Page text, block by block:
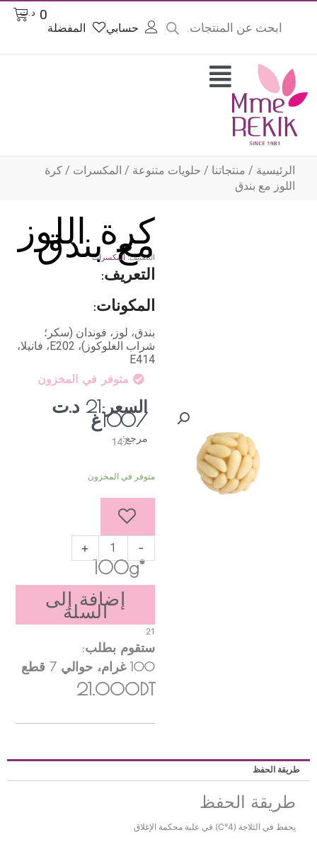
حسابي المفضلة
د.ت
Cart
Flyout
Menu
الرئيسية/منتجاتنا/حلويات متنوعة/المكسرات/ كرة
اللوز مع بندق
كرة اللوز
مع بندقالتصنيف:المكسرات
التعريف:
المكونات:
بندق، لوز، فوندان (سكر؛
شراب الغلوكوز)، E202، فانيلا،
E414
متوفر في المخزون
السعر:21 د.ت
مرجع:147
متوفر في المخزون
إضافة إلى
السلة
ستقوم بطلب:
100غرام، حوالي7 قطع
21.000DT
طريقة الحفظ
طريقة الحفظ
يحفظ في الثلاجة (4°C) في علبة محكمة الإغلاق